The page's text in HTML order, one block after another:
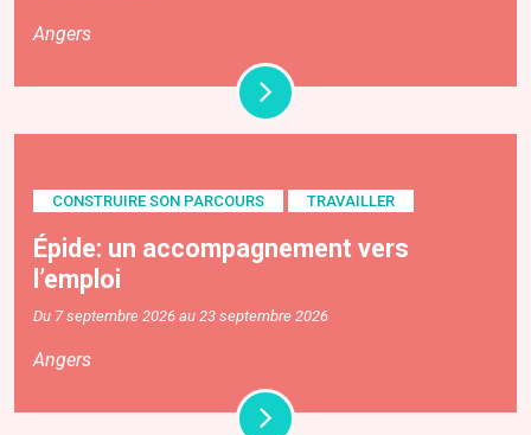
Angers
CONSTRUIRE SON PARCOURS TRAVAILLER
Épide: un accompagnement vers
l’emploi
Du 7 septembre 2026 au 23 septembre 2026
Angers